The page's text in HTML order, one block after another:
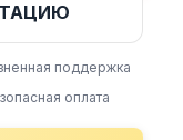
поддержка
оплата